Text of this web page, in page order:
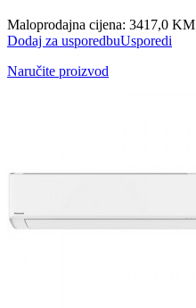
Maloprodajna cijena: 3417,0 KM
Dodaj za usporedbuUsporedi
Naručite proizvod